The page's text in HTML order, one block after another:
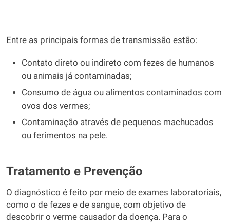
Entre as principais formas de transmissão estão:
Contato direto ou indireto com fezes de humanos
ou animais já contaminadas;
Consumo de água ou alimentos contaminados com
ovos dos vermes;
Contaminação através de pequenos machucados
ou ferimentos na pele.
Tratamento e Prevenção
O diagnóstico é feito por meio de exames laboratoriais,
como o de fezes e de sangue, com objetivo de
descobrir o verme causador da doença. Para o